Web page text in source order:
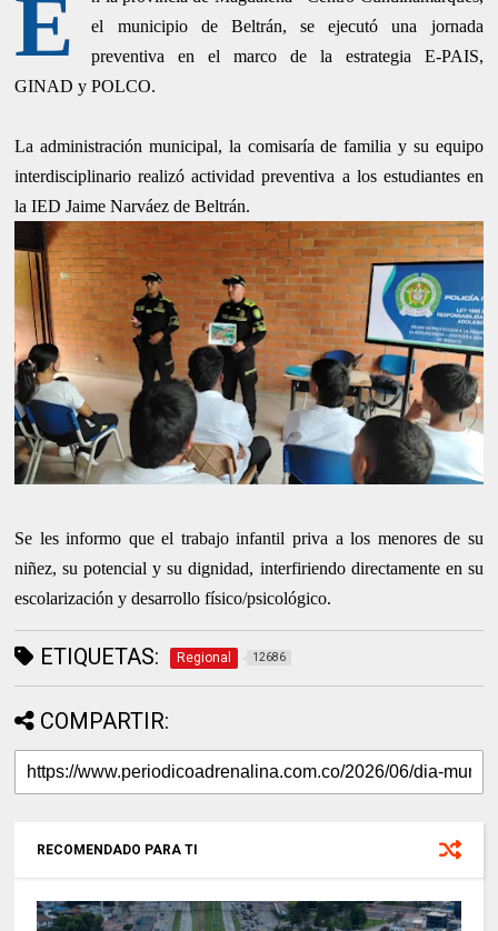
E
el municipio de Beltrán, se ejecutó una jornada
preventiva en el marco de la estrategia E-PAIS,
GINAD y POLCO.
La administración municipal, la comisaría de familia y su equipo
interdisciplinario realizó actividad preventiva a los estudiantes en
la IED Jaime Narváez de Beltrán.
Se les informo que el trabajo infantil priva a los menores de su
niñez, su potencial y su dignidad, interfiriendo directamente en su
escolarización y desarrollo físico/psicológico.
ETIQUETAS: Regional 12686
COMPARTIR:
RECOMENDADO PARA TI